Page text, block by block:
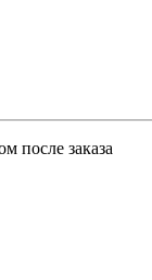
после заказа